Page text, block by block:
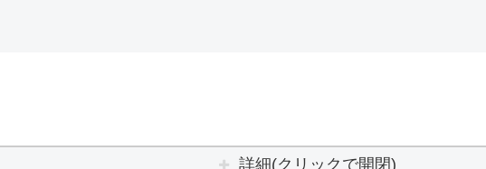
詳細(クリックで開閉)